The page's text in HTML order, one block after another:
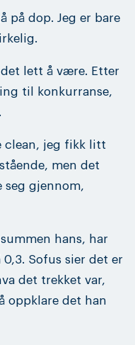
på dop. Jeg er bare
lett å være. Etter
til konkurranse,
clean, jeg fikk litt
men det
seg gjennom,
hans, har
Sofus sier det er
det trekket var,
oppklare det han